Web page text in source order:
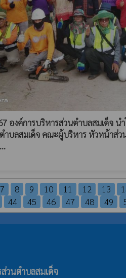
องค์การบริหารส่วนตำบลสมเด็จ น
ำบลสมเด็จ คณะผู้บริหาร หัวหน้าส่ว
7 8 9 10 11 12 13
44 45 46 47 48 49
วนตำบลสมเด็จ